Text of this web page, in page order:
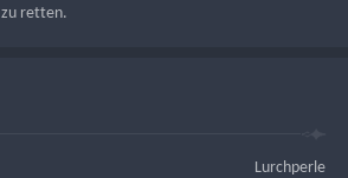
retten.
Lurchperle